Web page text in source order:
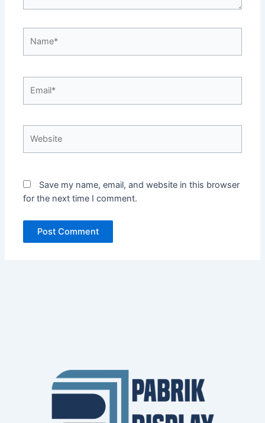
Save my name, email, and website in this browser
for the next time I comment.